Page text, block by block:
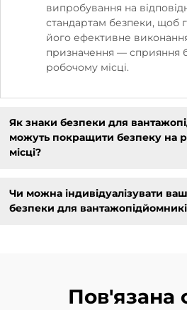
випробування на
стандартам безпеки, щоб
його ефективне
призначення — сприяння
робочому місці.
Як знаки безпеки для
можуть покращити безпеку на
місці?
Чи можна індивідуалізувати
безпеки для
Пов'язана